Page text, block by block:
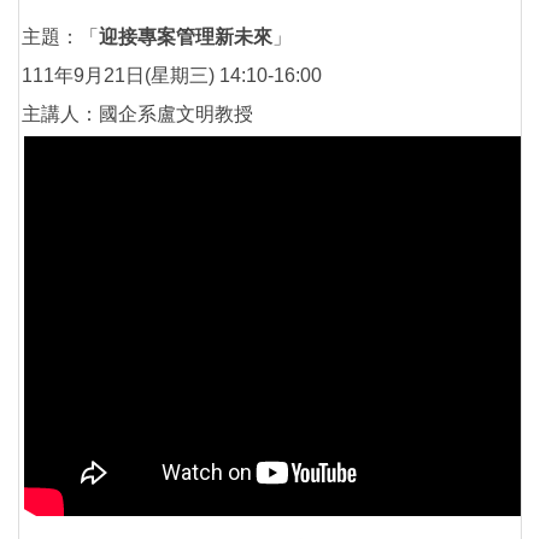
主題：「 迎接專案管理新未來 」
111年9月21日(星期三) 14:10-16:00
主講人：國企系盧文明教授